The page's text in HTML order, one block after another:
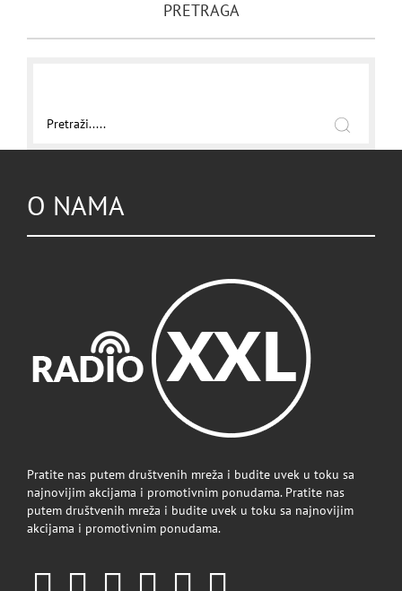
PRETRAGA
O NAMA
Pratite nas putem društvenih mreža i budite uvek u toku sa
najnovijim akcijama i promotivnim ponudama. Pratite nas
putem društvenih mreža i budite uvek u toku sa najnovijim
akcijama i promotivnim ponudama.